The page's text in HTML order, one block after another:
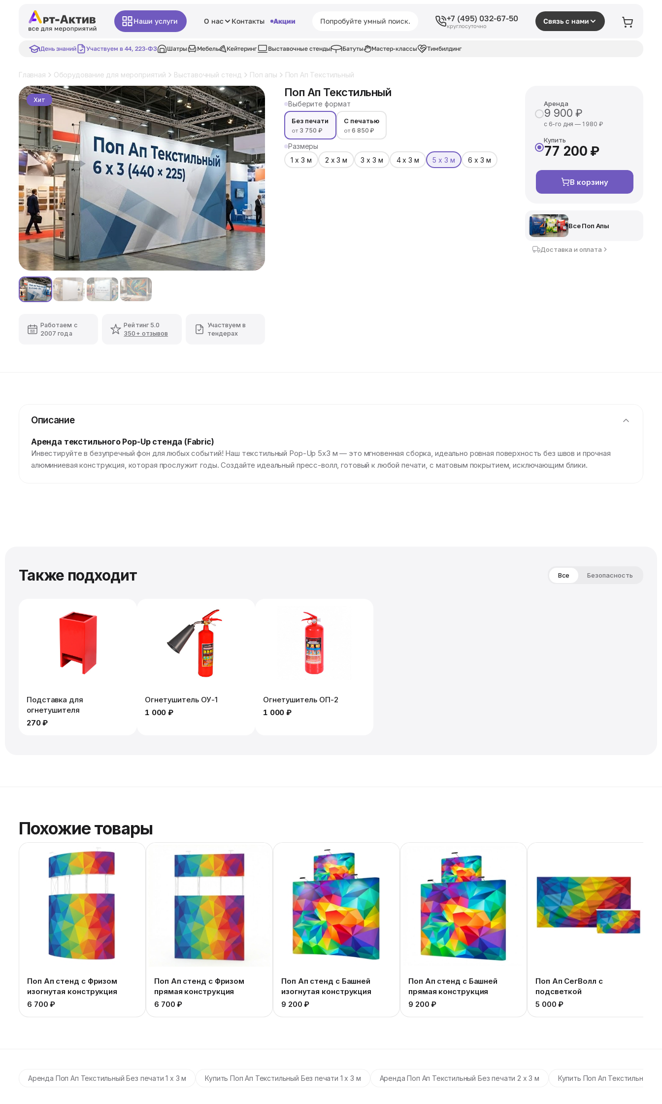
Наши услуги О нас Контакты Акции +7 (495) 032-67-50
круглосуточно
Связь с нами
День знаний Участвуем в 44, 223-ФЗ Шатры Мебель Кейтеринг Выставочные стенды Батуты Мастер-классы Тимбилдинг
Главная Оборудование для мероприятий Выставочный стенд Поп апы Поп Ап Текстильный
Хит
Работаем с
2007 года
Рейтинг 5.0
350+ отзывов
Участвуем в
тендерах
Поп Ап Текстильный
Выберите формат
Без печати
от 3 750 ₽
С печатью
от 6 850 ₽
Размеры
1 х 3 м
2 х 3 м 3 х 3 м 4 х 3 м 5 х 3 м 6 х 3 м
Аренда
9 900 ₽
с 6-го дня — 1 980 ₽
Купить
77 200 ₽
В корзину
Все Поп Апы
Доставка и оплата
Описание
Аренда текстильного Pop-Up стенда (Fabric)
Инвестируйте в безупречный фон для любых событий! Наш текстильный Pop-Up 5х3 м — это мгновенная сборка, идеально ровная поверхность без швов и прочная
алюминиевая конструкция, которая прослужит годы. Создайте идеальный пресс-волл, готовый к любой печати, с матовым покрытием, исключающим блики.
Также подходит Все Безопасность
Подставка для
огнетушителя
270 ₽
Огнетушитель ОУ-1
1 000 ₽
Огнетушитель ОП-2
1 000 ₽
Похожие товары
Поп Ап стенд с Фризом
изогнутая конструкция
6 700 ₽
Поп Ап стенд с Фризом
прямая конструкция
6 700 ₽
Поп Ап стенд с Башней
изогнутая конструкция
9 200 ₽
Поп Ап стенд с Башней
прямая конструкция
9 200 ₽
Поп Ап СегВолл с
подсветкой
5 000 ₽
Аренда Поп Ап Текстильный Без печати 1 х 3 м Купить Поп Ап Текстильный Без печати 1 х 3 м Аренда Поп Ап Текстильный Без печати 2 х 3 м Купить Поп Ап Текстильный